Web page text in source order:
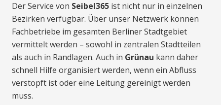
Der Service von Seibel365 ist nicht nur in einzelnen
Bezirken verfügbar. Über unser Netzwerk können
Fachbetriebe im gesamten Berliner Stadtgebiet
vermittelt werden – sowohl in zentralen Stadtteilen
als auch in Randlagen. Auch in Grünau kann daher
schnell Hilfe organisiert werden, wenn ein Abfluss
verstopft ist oder eine Leitung gereinigt werden
muss.